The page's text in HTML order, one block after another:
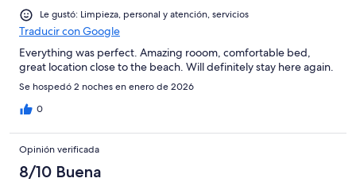
Le gustó: Limpieza, personal y atención, servicios
Traducir con Google
Everything was perfect. Amazing rooom, comfortable bed,
great location close to the beach. Will definitely stay here again.
Se hospedó 2 noches en enero de 2026
0
Opinión verificada
8/10 Buena